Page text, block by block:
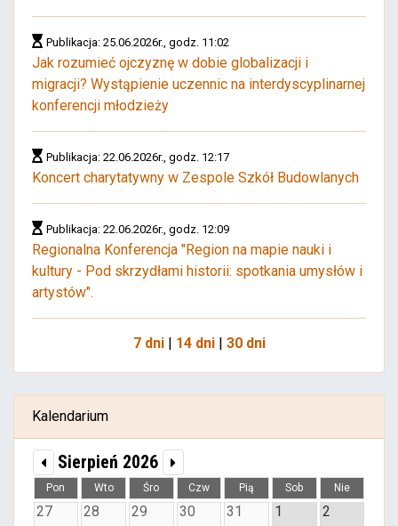
Publikacja: 25.06.2026r., godz. 11:02
Jak rozumieć ojczyznę w dobie globalizacji i
migracji? Wystąpienie uczennic na interdyscyplinarnej
konferencji młodzieży
Publikacja: 22.06.2026r., godz. 12:17
Koncert charytatywny w Zespole Szkół Budowlanych
Publikacja: 22.06.2026r., godz. 12:09
Regionalna Konferencja "Region na mapie nauki i
kultury - Pod skrzydłami historii: spotkania umysłów i
artystów".
7 dni| 14 dni| 30 dni
Kalendarium
Sierpień 2026
Pon Wto Śro Czw Pią Sob Nie
27 28 29 30 31 1 2